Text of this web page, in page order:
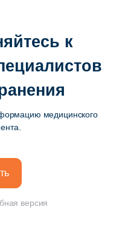
к
медицинского
версия